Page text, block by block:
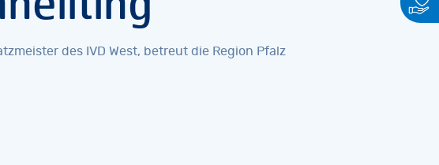
des IVD West, betreut die Region Pfalz